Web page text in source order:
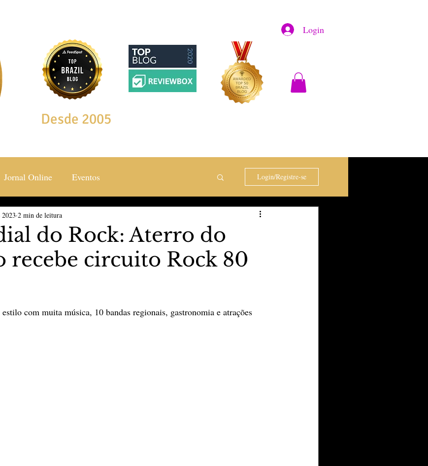
Login
Desde 2005
Jornal Online Eventos
& Estilos Saúde & Bem Estar
The Vip Club Business Marujo Carioca
Login/Registre-se
do Rock: Aterro do
recebe circuito Rock 80
2 min de leitura
com muita música, 10 bandas regionais, gastronomia e atrações